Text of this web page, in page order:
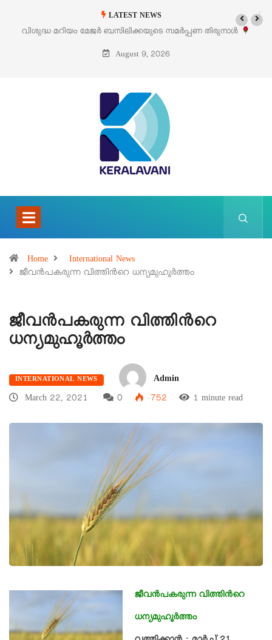
LATEST NEWS
വിശുദ്ധ മറിയം മേജർ ബസിലിക്കയുടെ സമർപ്പണ തിരുനാൾ
ഓഗസ്റ്റ് 5 –
August 9, 2026
Home
International News
ജീവൻപകരുന്ന വിത്തിന്‍റെ ധന്യമുഹൂർത്തം
ജീവൻപകരുന്ന വിത്തിന്‍റെ
ധന്യമുഹൂർത്തം
INTERNATIONAL NEWS
Admin
March 22, 2021
0 752 1 minute read
ജീവൻപകരുന്ന വിത്തിന്‍റെ
ധന്യമുഹൂർത്തം